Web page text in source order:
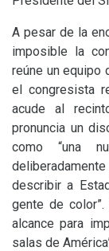
A pesar de la
imposible la
reúne un equipo
el congresista
acude al
pronuncia un
como “una
describir a
gente de
alcance para
salas de